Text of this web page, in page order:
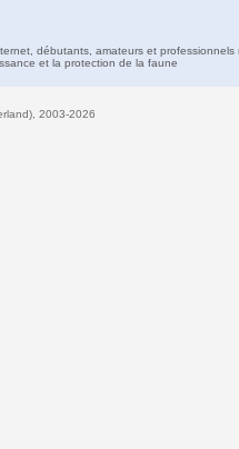
débutants, amateurs et professionnels
et la protection de la faune
2003-2026